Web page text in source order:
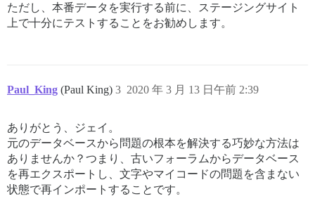
ただし、本番データを実行する前に、ステージングサイト
上で十分にテストすることをお勧めします。
Paul_King (Paul King) 2020 年 3 月 13 日午前 2:39
3
ありがとう、ジェイ。
元のデータベースから問題の根本を解決する巧妙な方法は
ありませんか？つまり、古いフォーラムからデータベース
を再エクスポートし、文字やマイコードの問題を含まない
状態で再インポートすることです。